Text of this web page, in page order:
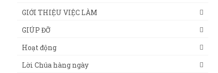
GIỚI THIỆU VIỆC LÀM
GIÚP ĐỠ
Hoạt động
Lời Chúa hàng ngày